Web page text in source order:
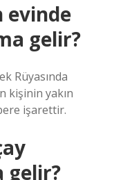
evinde
gelir?
Rüyasında
kişinin yakın
işarettir.
gelir?